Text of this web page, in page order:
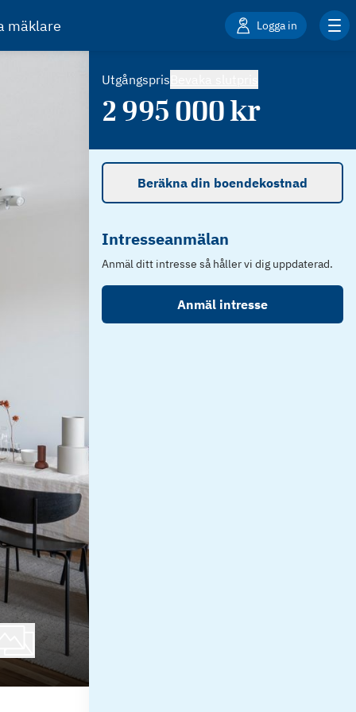
mäklare Logga in
Utgångspris
2 995 000kr
Beräkna din boendekostnad
Intresseanmälan
Anmäl ditt intresse så håller vi dig uppdaterad.
Anmäl intresse